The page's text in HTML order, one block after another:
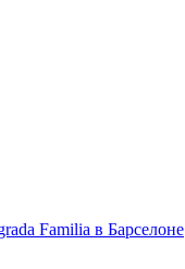
Familia в Барселоне